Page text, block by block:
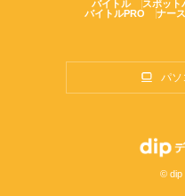
バイトル スポット
バイトルPRO
ナー
パ
© dip